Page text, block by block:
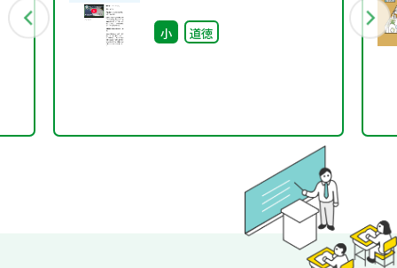
+指導案
小 道徳